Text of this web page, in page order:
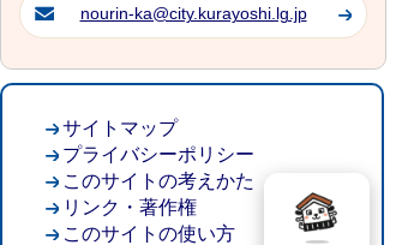
nourin-ka@city.kurayoshi.lg.jp
サイトマップ
プライバシーポリシー
このサイトの考えかた
リンク・著作権
このサイトの使い方